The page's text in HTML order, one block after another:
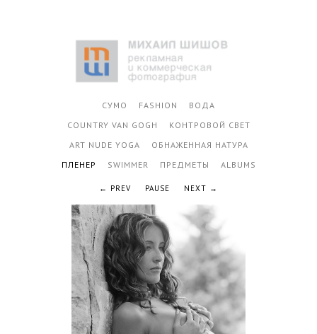
СУМО FASHION
ВОДА
COUNTRY VAN GOGH
КОНТРОВОЙ СВЕТ
ART NUDE YOGA
ОБНАЖЕННАЯ НАТУРА
ПЛЕНЕР
SWIMMER ПРЕДМЕТЫ ALBUMS
PREV PAUSE NEXT